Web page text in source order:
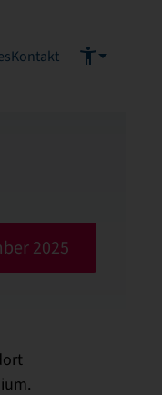
Kontakt
2025